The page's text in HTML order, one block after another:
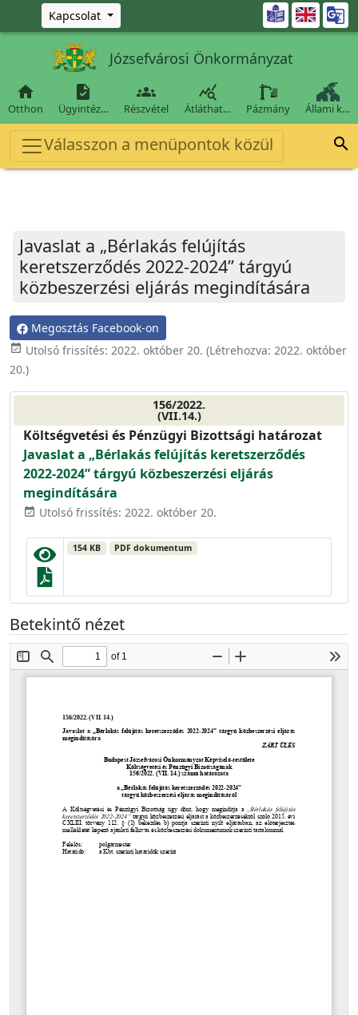
Ugrás a fő tartalomra
Kapcsolat 
Józsefvárosi Önkormányzat

Otthon

Ügyintéz…

Részvétel

Átláthat… Pázmány Állami k…
Válasszon a menüpontok közül 
Javaslat a „Bérlakás felújítás
keretszerződés 2022-2024” tárgyú
közbeszerzési eljárás megindítására
Megosztás Facebook-on
event_available Utolsó frissítés: 2022. október 20. (Létrehozva: 2022. október
20.)
156/2022.
(VII.14.)
Költségvetési és Pénzügyi Bizottsági határozat
Javaslat a „Bérlakás felújítás keretszerződés
2022-2024” tárgyú közbeszerzési eljárás
megindítására
event_available Utolsó frissítés: 2022. október 20.
154 KB PDF dokumentum
Betekintő nézet